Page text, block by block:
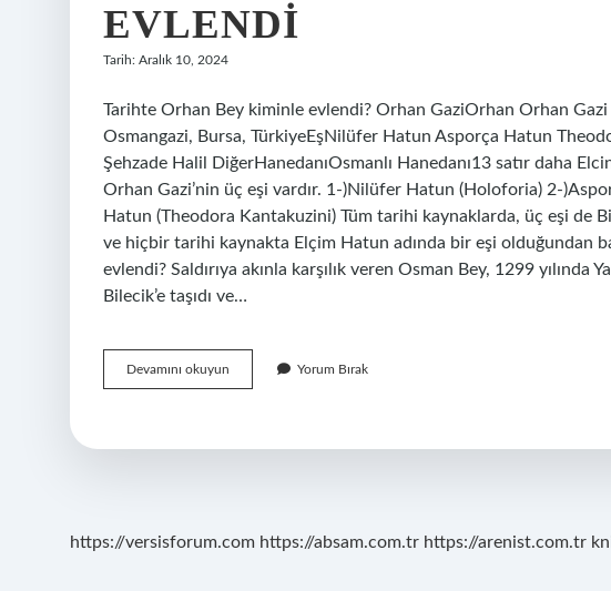
EVLENDI
Tarih: Aralık 10, 2024
Tarihte Orhan Bey kiminle evlendi? Orhan GaziOrhan Orhan Gazi اورخان غازیCenaze Orhan Gazi Türbesi,
Osmangazi, Bursa, TürkiyeEşNilüfer Hatun Asporça Hatun
Şehzade Halil DiğerHanedanıOsmanlı Hanedanı13 satır daha
Orhan Gazi’nin üç eşi vardır. 1-)Nilüfer Hatun (Holoforia) 2-
Hatun (Theodora Kantakuzini) Tüm tarihi kaynaklarda, üç eşi de
ve hiçbir tarihi kaynakta Elçim Hatun adında bir eşi olduğundan
evlendi? Saldırıya akınla karşılık veren Osman Bey, 1299
Bilecik’e taşıdı ve…
Devamını okuyun Gerçekte
Orhan
Evlendi
Yorum Bırak
https://versisforum.com https://absam.com.tr https://arenist.com.tr